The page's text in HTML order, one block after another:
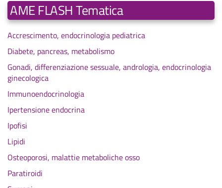
AME FLASH Tematica
Accrescimento, endocrinologia pediatrica
Diabete, pancreas, metabolismo
Gonadi, differenziazione sessuale, andrologia, endocrinologia
ginecologica
Immunoendocrinologia
Ipertensione endocrina
Ipofisi
Lipidi
Osteoporosi, malattie metaboliche osso
Paratiroidi